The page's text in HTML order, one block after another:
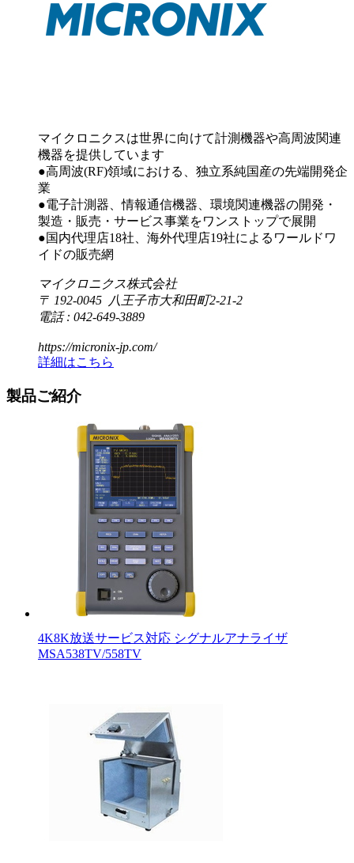
マイクロニクスは世界に向けて計測機器や高周波関連
機器を提供しています
●高周波(RF)領域における、独立系純国産の先端開発企
業
●電子計測器、情報通信機器、環境関連機器の開発・
製造・販売・サービス事業をワンストップで展開
●国内代理店18社、海外代理店19社によるワールドワ
イドの販売網
マイクロニクス株式会社
〒 192-0045 八王子市大和田町2-21-2
電話 : 042-649-3889
https://micronix-jp.com/
詳細はこちら
製品ご紹介
4K8K放送サービス対応 シグナルアナライザ
MSA538TV/558TV